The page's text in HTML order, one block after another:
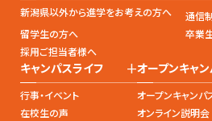
新潟県以外から進学をお考えの方へ
通信
留学生の方へ
卒業
採用ご担当者様へ
キャンパスライフ +
行事・イベント
在校生の声
オープンキャ
オープンキャンパ
オンライン説明会